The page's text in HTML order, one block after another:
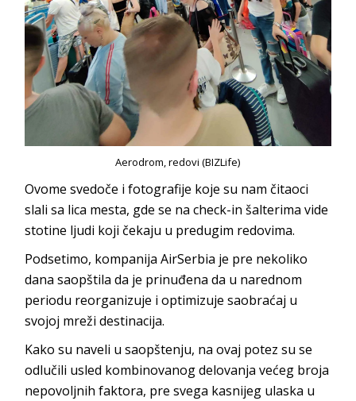
Aerodrom, redovi (BIZLife)
Ovome svedoče i fotografije koje su nam čitaoci
slali sa lica mesta, gde se na check-in šalterima vide
stotine ljudi koji čekaju u predugim redovima.
Podsetimo, kompanija AirSerbia je pre nekoliko
dana saopštila da je prinuđena da u narednom
periodu reorganizuje i optimizuje saobraćaj u
svojoj mreži destinacija.
Kako su naveli u saopštenju, na ovaj potez su se
odlučili usled kombinovanog delovanja većeg broja
nepovoljnih faktora, pre svega kasnijeg ulaska u